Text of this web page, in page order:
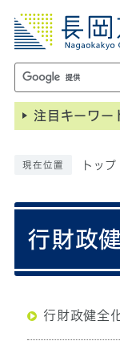
注目キーワー
現在位置 トップ
行財政
行財政健全